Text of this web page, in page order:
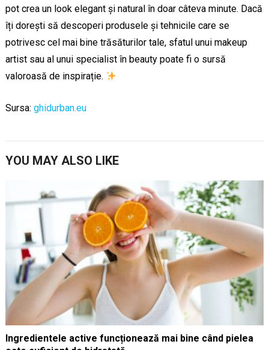
pot crea un look elegant și natural în doar câteva minute. Dacă
îți dorești să descoperi produsele și tehnicile care se
potrivesc cel mai bine trăsăturilor tale, sfatul unui makeup
artist sau al unui specialist în beauty poate fi o sursă
valoroasă de inspirație.
Sursa: ghidurban.eu
YOU MAY ALSO LIKE
Ingredientele active funcționează mai bine când pielea